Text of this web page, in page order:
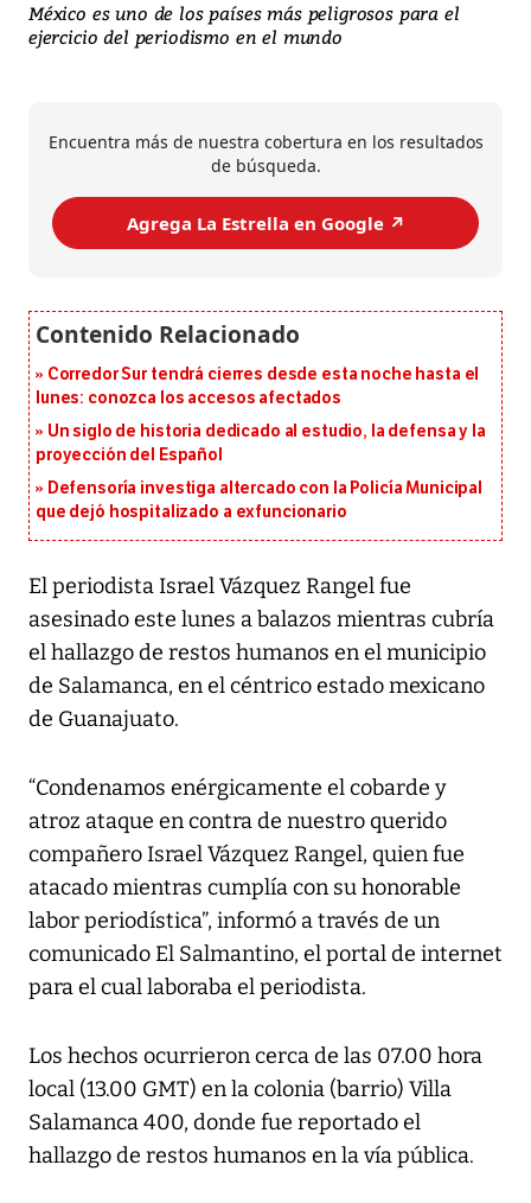
México es uno de los países más peligrosos para el
ejercicio del periodismo en el mundo
Encuentra más de nuestra cobertura en los resultados
de búsqueda.
Agrega La Estrella en Google ↗️
Corredor Sur tendrá cierres desde esta noche hasta el
lunes: conozca los accesos afectados
Un siglo de historia dedicado al estudio, la defensa y la
proyección del Español
Defensoría investiga altercado con la Policía Municipal
que dejó hospitalizado a exfuncionario
El periodista Israel Vázquez Rangel fue
asesinado este lunes a balazos mientras cubría
el hallazgo de restos humanos en el municipio
de Salamanca, en el céntrico estado mexicano
de Guanajuato.
“Condenamos enérgicamente el cobarde y
atroz ataque en contra de nuestro querido
compañero Israel Vázquez Rangel, quien fue
atacado mientras cumplía con su honorable
labor periodística”, informó a través de un
comunicado El Salmantino, el portal de internet
para el cual laboraba el periodista.
Los hechos ocurrieron cerca de las 07.00 hora
local (13.00 GMT) en la colonia (barrio) Villa
Salamanca 400, donde fue reportado el
hallazgo de restos humanos en la vía pública.